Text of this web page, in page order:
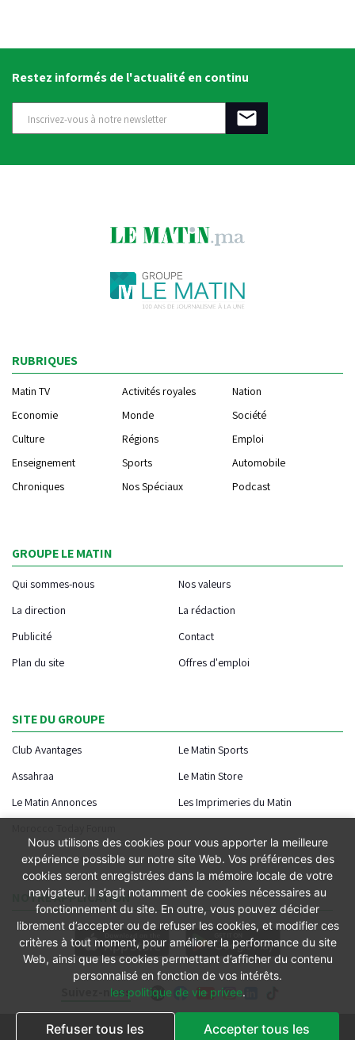
Restez informés de l'actualité en continu
Suivez-nous
RUBRIQUES
Matin TV Activités royales
Nation
Economie
Monde
Société
Culture
Régions
Emploi
Enseignement
Sports
Automobile
Chroniques
Nos Spéciaux Podcast
GROUPE LE MATIN
Qui sommes-nous
Nos valeurs
La direction
La rédaction
Publicité
Contact
Plan du site
Offres d'emploi
SITE DU GROUPE
Club Avantages
Le Matin Sports
Assahraa
Le Matin Store
Le Matin Annonces
Les Imprimeries du Matin
NOTRE APPLICATION
Nous utilisons des cookies pour vous apporter la meilleure
expérience possible sur notre site Web. Vos préférences des
cookies seront enregistrées dans la mémoire locale de votre
navigateur. Il s’agit notamment de cookies nécessaires au
fonctionnement du site. En outre, vous pouvez décider
librement d’accepter ou de refuser les cookies, et modifier ces
critères à tout moment, pour améliorer la performance du site
Web, ainsi que les cookies permettant d’afficher du contenu
personnalisé en fonction de vos intérêts.
les politique de vie privee.
Refuser tous les Accepter tous les